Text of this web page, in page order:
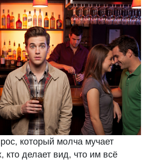
который молча мучает
кто делает вид, что им всё